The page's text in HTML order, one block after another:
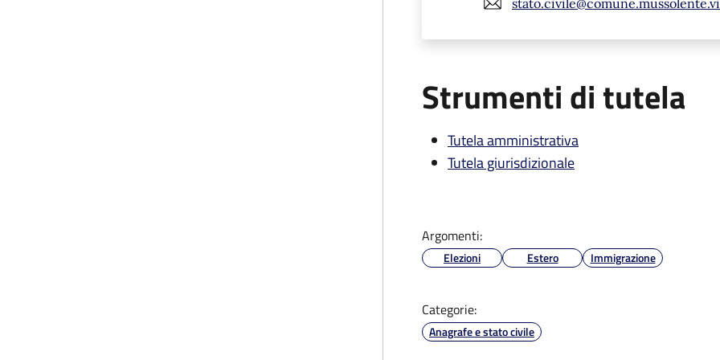
Strumenti di tutela
Tutela amministrativa
Tutela giurisdizionale
Argomenti:
Elezioni Estero Immigrazione
Categorie:
Anagrafe e stato civile